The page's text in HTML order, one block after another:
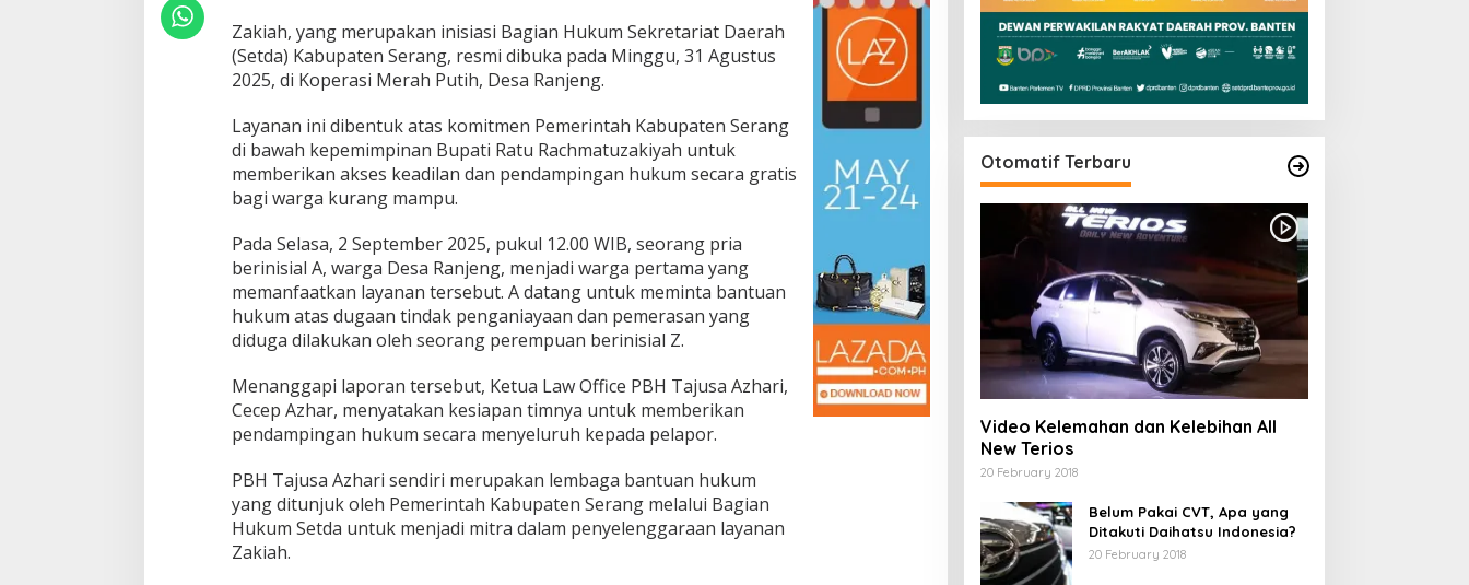
Zakiah, yang merupakan inisiasi Bagian Hukum Sekretariat Daerah
(Setda) Kabupaten Serang, resmi dibuka pada Minggu, 31 Agustus
2025, di Koperasi Merah Putih, Desa Ranjeng.
Layanan ini dibentuk atas komitmen Pemerintah Kabupaten Serang
di bawah kepemimpinan Bupati Ratu Rachmatuzakiyah untuk
memberikan akses keadilan dan pendampingan hukum secara gratis
bagi warga kurang mampu.
Pada Selasa, 2 September 2025, pukul 12.00 WIB, seorang pria
berinisial A, warga Desa Ranjeng, menjadi warga pertama yang
memanfaatkan layanan tersebut. A datang untuk meminta bantuan
hukum atas dugaan tindak penganiayaan dan pemerasan yang
diduga dilakukan oleh seorang perempuan berinisial Z.
Menanggapi laporan tersebut, Ketua Law Office PBH Tajusa Azhari,
Cecep Azhar, menyatakan kesiapan timnya untuk memberikan
pendampingan hukum secara menyeluruh kepada pelapor.
PBH Tajusa Azhari sendiri merupakan lembaga bantuan hukum
yang ditunjuk oleh Pemerintah Kabupaten Serang melalui Bagian
Hukum Setda untuk menjadi mitra dalam penyelenggaraan layanan
Zakiah.
Otomatif Terbaru
Video Kelemahan dan Kelebihan All
New Terios
20 February 2018
Belum Pakai CVT, Apa yang
Ditakuti Daihatsu Indonesia?
20 February 2018